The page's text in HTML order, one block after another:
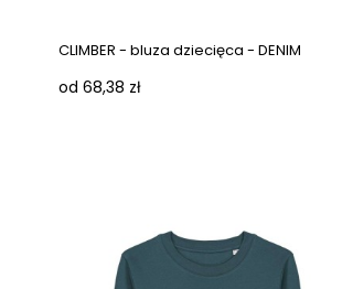
CLIMBER - bluza dziecięca - DENIM
od 68,38 zł